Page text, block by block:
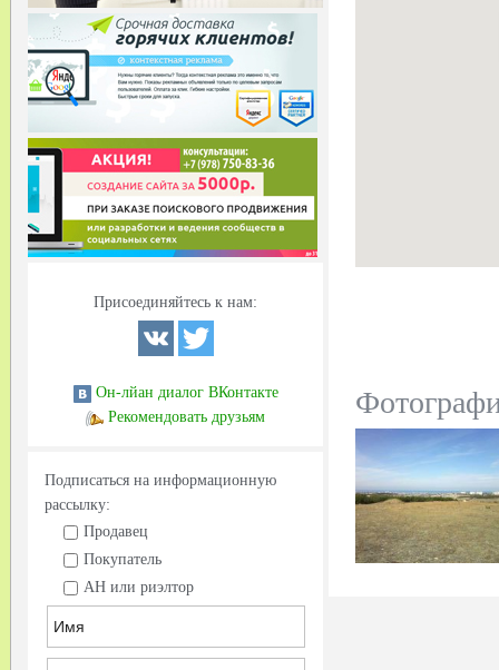
Присоединяйтесь к нам:
Он-лйан диалог ВКонтакте
Рекомендовать друзьям
Подписаться на информационную
рассылку:
Продавец
Покупатель
АН или риэлтор